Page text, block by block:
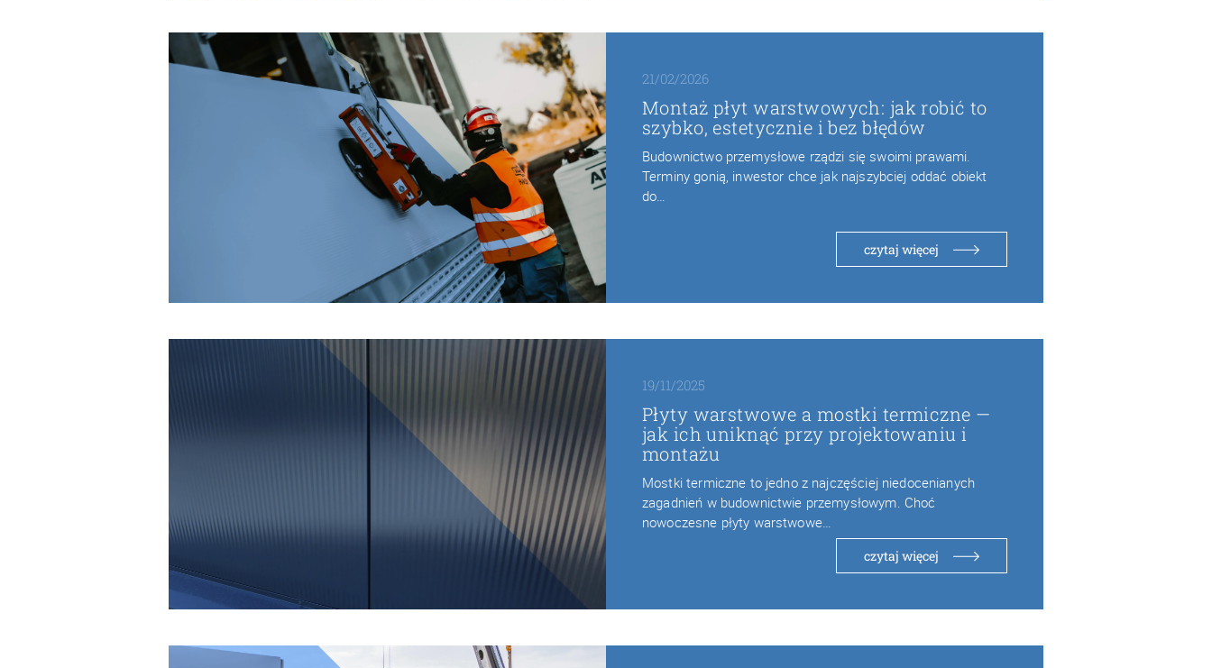
21/02/2026
Montaż płyt warstwowych: jak robić to
szybko, estetycznie i bez błędów
Budownictwo przemysłowe rządzi się swoimi prawami.
Terminy gonią, inwestor chce jak najszybciej oddać obiekt
do…
czytaj więcej
19/11/2025
Płyty warstwowe a mostki termiczne —
jak ich uniknąć przy projektowaniu i
montażu
Mostki termiczne to jedno z najczęściej niedocenianych
zagadnień w budownictwie przemysłowym. Choć
nowoczesne płyty warstwowe…
czytaj więcej